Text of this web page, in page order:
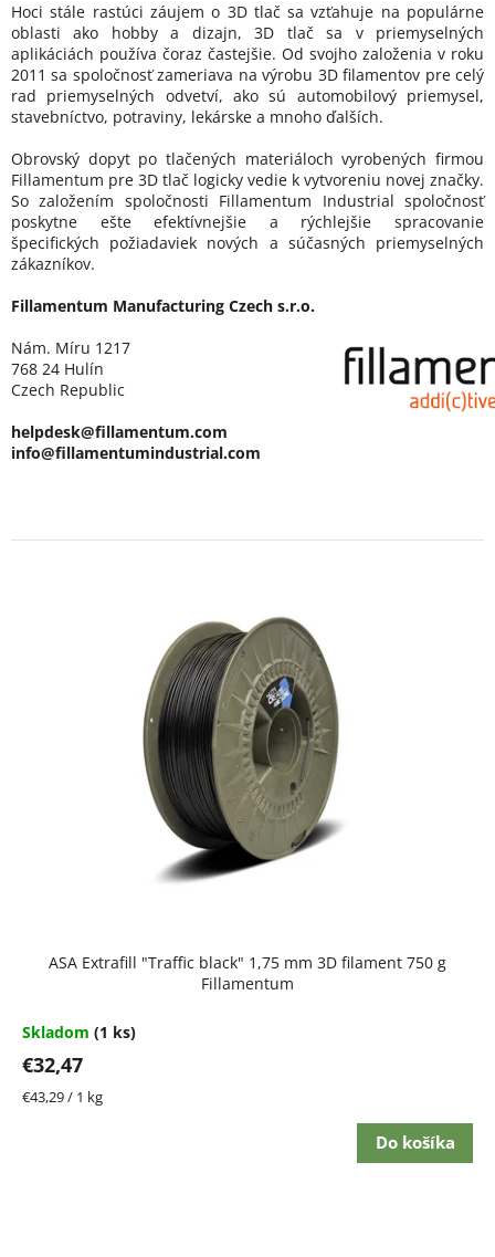
Hoci stále rastúci záujem o 3D tlač sa vzťahuje na populárne
oblasti ako hobby a dizajn, 3D tlač sa v priemyselných
aplikáciách používa čoraz častejšie. Od svojho založenia v roku
2011 sa spoločnosť zameriava na výrobu 3D filamentov pre celý
rad priemyselných odvetví, ako sú automobilový priemysel,
stavebníctvo, potraviny, lekárske a mnoho ďalších.
Obrovský dopyt po tlačených materiáloch vyrobených firmou
Fillamentum pre 3D tlač logicky vedie k vytvoreniu novej značky.
So založením spoločnosti Fillamentum Industrial spoločnosť
poskytne ešte efektívnejšie a rýchlejšie spracovanie
špecifických požiadaviek nových a súčasných priemyselných
zákazníkov.
Fillamentum Manufacturing Czech s.r.o.
Nám. Míru 1217
768 24 Hulín
Czech Republic
helpdesk@fillamentum.com
info@fillamentumindustrial.com
ASA Extrafill "Traffic black" 1,75 mm 3D filament 750 g
Fillamentum
Skladom (1 ks)
€32,47
Jednotková
€43,29 / 1 kg
Do košíka